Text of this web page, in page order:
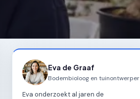
Eva de Graaf
Bodembioloog en tuinontwerper
Eva onderzoekt al jaren de